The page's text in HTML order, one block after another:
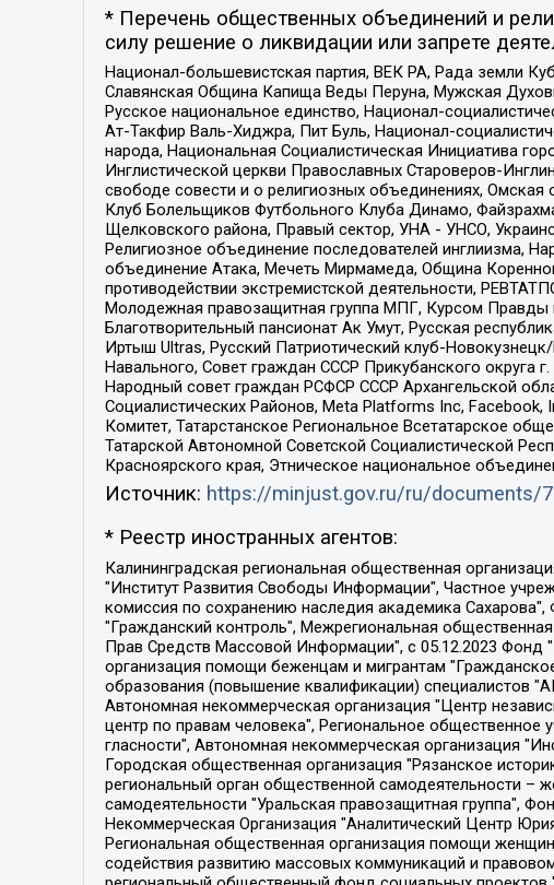
* Перечень общественных объединений и
силу решение о ликвидации или запрете
Национал-большевистская партия, ВЕК РА, Рада земли
Славянская Община Капища Веды Перуна, Мужская
Русское национальное единство, Национал-
Ат-Такфир Валь-Хиджра, Пит Буль, Национал-
народа, Национальная Социалистическая Инициатива
Инглистической церкви Православных Староверов-
свободе совести и о религиозных объединениях, Омская
Клуб Болельщиков Футбольного Клуба Динамо,
Щелковского района, Правый сектор, УНА - УНСО,
Религиозное объединение последователей инглиизма,
объединение Атака, Мечеть Мирмамеда, Община
противодействии экстремистской деятельности,
Молодежная правозащитная группа МПГ, Курсом Правды
Благотворительный пансионат Ак Умут, Русская
Иртыш Ultras, Русский Патриотический клуб-
Навального, Совет граждан СССР Прикубанского округа
Народный совет граждан РСФСР СССР Архангельской
Социалистических Районов, Meta Platforms Inc,
Комитет, Татарстанское Региональное Всетатарское
Татарской Автономной Советской Социалистической
Красноярского края, Этническое национальное
Источник: https://minjust.gov.ru/ru/documents/
* Реестр иностранных агентов:
Калининградская региональная общественная организация "Экозащита!-Женсовет", Фонд содействия защите прав и свобод граждан "Общественный вердикт", Фонд "Институт Развития Свободы Информации", Частное учреждение "Информационное агентство МЕМО. РУ", Региональная общественная организация "Общественная комиссия по сохранению наследия академика Сахарова", Фонд поддержки свободы прессы, Санкт-Петербургская общественная правозащитная организация "Гражданский контроль", Межрегиональная общественная организация "Информационно-просветительский центр "Мемориал", Региональный Фонд "Центр Защиты Прав Средств Массовой Информации", с 05.12.2023 Фонд "Центр Защиты Прав Средств массовой информации", Региональная общественная благотворительная организация помощи беженцам и мигрантам "Гражданское содействие", Негосударственное образовательное учреждение дополнительного профессионального образования (повышение квалификации) специалистов "АКАДЕМИЯ ПО ПРАВАМ ЧЕЛОВЕКА", Свердловская региональная общественная организация "Сутяжник", Автономная некоммерческая организация "Центр независимых социологических исследований", Союз общественных объединений "Российский исследовательский центр по правам человека", Региональное общественное учреждение научно-информационный центр "МЕМОРИАЛ", Некоммерческая организация "Фонд защиты гласности", Автономная некоммерческая организация "Институт прав человека", Городская общественная организация "Екатеринбургское общество "МЕМОРИАЛ", Городская общественная организация "Рязанское историко-просветительское и правозащитное общество "Мемориал" (Рязанский Мемориал), Челябинский региональный орган общественной самодеятельности – женское общественное объединение "Женщины Евразии", Челябинский региональный орган общественной самодеятельности "Уральская правозащитная группа", Фонд содействия защите здоровья и социальной справедливости имени Андрея Рылькова, Автономная Некоммерческая Организация "Аналитический Центр Юрия Левады", Автономная некоммерческая организация социальной поддержки населения "Проект Апрель", Региональная общественная организация помощи женщинам и детям, находящимся в кризисной ситуации "Информационно-методический центр "Анна", Фонд содействия развитию массовых коммуникаций и правовому просвещению "Так-так-Так", Фонд содействия устойчивому развитию "Серебряная тайга", Свердловский региональный общественный фонд социальных проектов "Новое время", "Idel.Реалии", Кавказ.Реалии, Крым.Реалии, Телеканал Настоящее Время, Татаро-башкирская служба Радио Свобода (Azatliq Radiosi), Радио Свободная Европа/Радио Свобода (PCE/PC), "Сибирь.Реалии", "Фактограф", Благотворительный фонд помощи осужденным и их семьям, Автономная некоммерческая организация "Институт глобализации и социальных движений", Фонд "В защиту прав заключенных", Частное учреждение "Центр поддержки и содействия развитию средств массовой информации", Пензенский региональный общественный благотворительный фонд "Гражданский союз", "Север.Реалии", Некоммерческая организация Фонд "Правовая инициатива", Общество с ограниченной ответственностью "Радио Свободная Европа/Радио Свобода", Чешское информационное агентство "MEDIUM-ORIENT", Красноярская региональная общественная организация "Мы против СПИДа", Камалягин Денис Николаевич, Маркелов Сергей Евгеньевич, Пономарев Лев Александрович, Савицкая Людмила Алексеевна, Автономная некоммерческая организация "Центр по работе с